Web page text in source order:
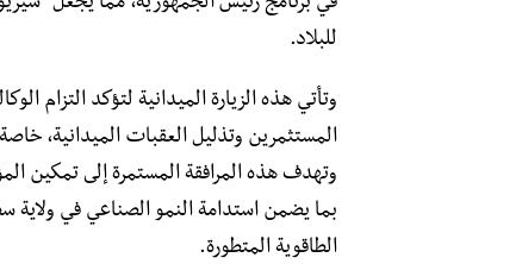
للبلاد.
​وتأتي هذه الزيارة الميدانية لتؤكد التزام
المستثمرين وتذليل العقبات الميدانية،
وتهدف هذه المرافقة المستمرة إلى تمكين
بما يضمن استدامة النمو الصناعي في
الطاقوية المتطورة.